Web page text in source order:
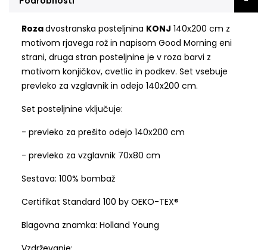
Rozadvostranska posteljnina KONJ 140x200 cm z
motivom rjavega rož in napisom Good Morning eni
strani, druga stran posteljnine je v roza barvi z
motivom konjičkov, cvetlic in podkev. Set vsebuje
prevleko za vzglavnik in odejo 140x200 cm.
Set posteljnine vključuje:
- prevleko za prešito odejo 140x200 cm
- prevleko za vzglavnik 70x80 cm
Sestava: 100% bombaž
Certifikat Standard 100 by OEKO-TEX®
Blagovna znamka: Holland Young